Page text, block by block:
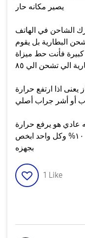
يصير مكانه حار
١٠٠% إذا تم ترك الشاحن في الهاتف
البطارية بل يقوم
كبيرة فأنت حط ميزاة
يعنى اذا ارتفع حرارة
أو أشر جراب أصلي
عادي هو يرفع حرارة
الجهاز وانت ما تستخدمه وهذا احتمال ١٠% وكل واحد ابخص
بجهزه
1 Like